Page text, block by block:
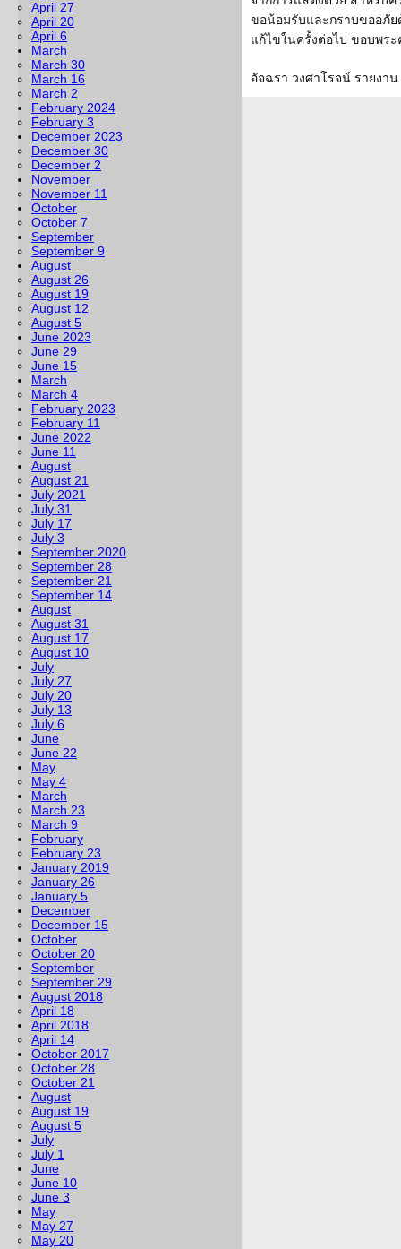
April 27
April 20
April 6
March
March 30
March 16
March 2
February 2024
February 3
December 2023
December 30
December 2
November
November 11
October
October 7
September
September 9
August
August 26
August 19
August 12
August 5
June 2023
June 29
June 15
March
March 4
February 2023
February 11
June 2022
June 11
August
August 21
July 2021
July 31
July 17
July 3
September 2020
September 28
September 21
September 14
August
August 31
August 17
August 10
July
July 27
July 20
July 13
July 6
June
June 22
May
May 4
March
March 23
March 9
February
February 23
January 2019
January 26
January 5
December
December 15
October
October 20
September
September 29
August 2018
April 18
April 2018
April 14
October 2017
October 28
October 21
August
August 19
August 5
July
July 1
June
June 10
June 3
May
May 27
May 20
ขอน้อมรับและกราบขออภัย
แก้ไขในครั้งต่อไป ขอบพร
อัจฉรา วงศาโรจน์ รายงาน